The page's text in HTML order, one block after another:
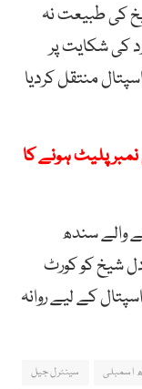
کی طبیعت نہ
کی شکایت پر
منتقل کردیا
پلیٹ ہونے کا
والے سندھ
شیخ کو کورٹ
کے لیے روانہ
اسمبلی سینٹرل جیل